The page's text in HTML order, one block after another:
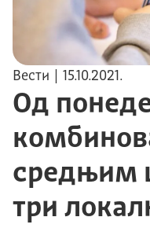
Вести | 15.10.2021.
Од
средњим
три